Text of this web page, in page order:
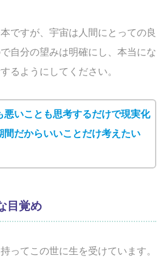
ですが、宇宙は人間にとっての良
自分の望みは明確にし、本当にな
るようにしてください。
悪いことも思考するだけで現実化
間だからいいことだけ考えたい
目覚め
ってこの世に生を受けています。